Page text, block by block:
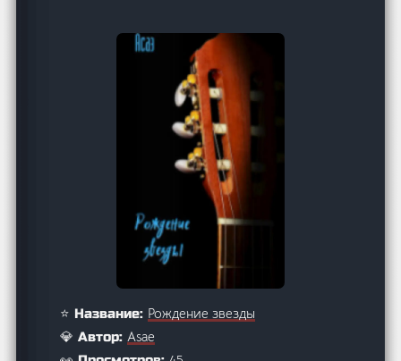
⭐ Название: Рождение звезды
💎 Автор:Asae